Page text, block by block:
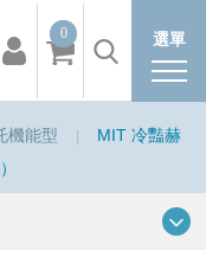
選單
0
機能型
MIT 冷豔赫